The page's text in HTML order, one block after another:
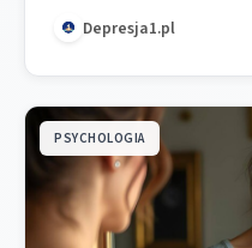
Depresja1.pl
PSYCHOLOGIA